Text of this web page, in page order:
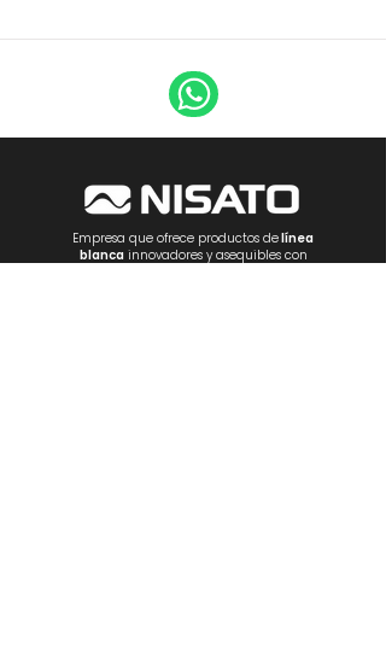
Empresa que ofrece productos delínea
blancainnovadores y asequibles con